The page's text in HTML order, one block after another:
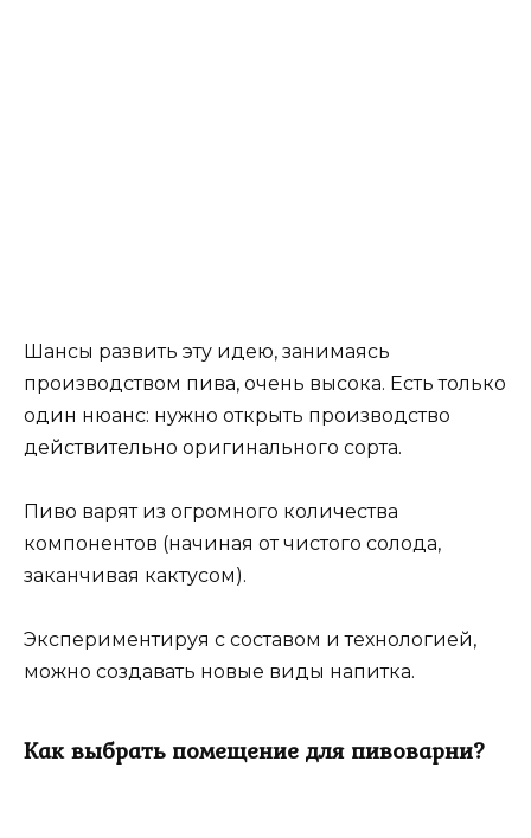
Шансы развить эту идею, занимаясь
производством пива, очень высока. Есть только
один нюанс: нужно открыть производство
действительно оригинального сорта.
Пиво варят из огромного количества
компонентов (начиная от чистого солода,
заканчивая кактусом).
Экспериментируя с составом и технологией,
можно создавать новые виды напитка.
Как выбрать помещение для пивоварни?